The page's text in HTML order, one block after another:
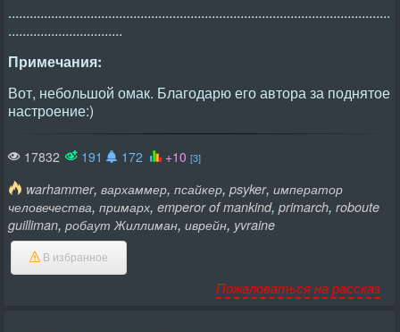
...........................................................................................................
................................
Примечания:
Вот, небольшой омак. Благодарю его автора за поднятое
настроение:)
17832 191 172 +10 [3]
warhammer, вархаммер, псайкер, psyker, император
человечества, примарх, emperor of mankind, primarch, roboute
guilliman, робаут Жиллиман, иврейн, yvraine
В избранное
Пожаловаться на рассказ